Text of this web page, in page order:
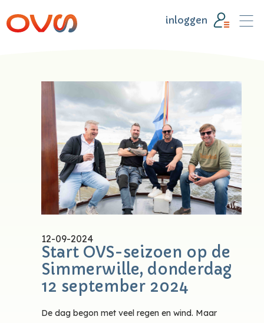
inloggen
12-09-2024
Start OVS-seizoen op de
Simmerwille, donderdag
12 september 2024
De dag begon met veel regen en wind. Maar